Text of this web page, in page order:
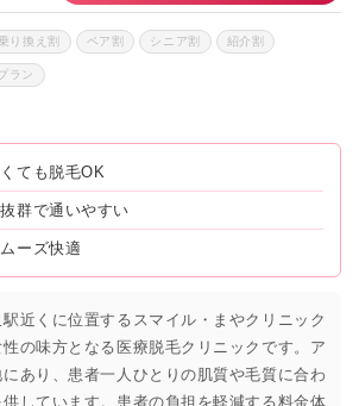
乗り換え割 ペア割 シニア割 紹介割
ラン
ても脱毛OK
群で通いやすい
ーズ快適
近くに位置するスマイル・まやクリニック
の味方となる医療脱毛クリニックです。ア
あり、患者一人ひとりの肌質や毛質に合わ
しています。患者の負担を軽減する料金体